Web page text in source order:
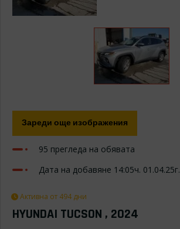
ИЗПРАТИ ЗАПИТВАНЕ
Зареди още изображения
95 прегледа на обявата
Дата на добавяне 14:05ч. 01.04.25г.
Активна от 494 дни
HYUNDAI TUCSON , 2024